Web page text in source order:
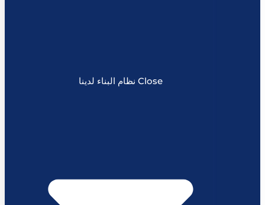
Close نظام البناء لدينا